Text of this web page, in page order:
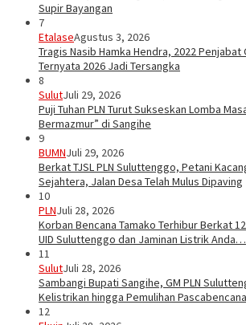
Supir Bayangan
7
EtalaseAgustus 3, 2026
Tragis Nasib Hamka Hendra, 2022
Ternyata 2026 Jadi Tersangka
8
SulutJuli 29, 2026
Puji Tuhan PLN Turut Sukseskan Lomba
Bermazmur” di Sangihe
9
BUMNJuli 29, 2026
Berkat TJSL PLN Suluttenggo, Petani
Sejahtera, Jalan Desa Telah Mulus Dipaving
10
PLNJuli 28, 2026
Korban Bencana Tamako Terhibur Berkat
UID Suluttenggo dan Jaminan Listrik Anda…
11
SulutJuli 28, 2026
Sambangi Bupati Sangihe, GM PLN
Kelistrikan hingga Pemulihan
12